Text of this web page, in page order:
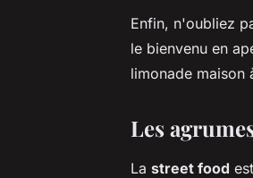
Enfin, n'oubliez
le bienvenu en
limonade maison
Les
La street food